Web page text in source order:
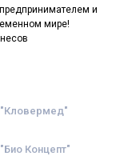
в
и
опыт в создании и
и
мире!
"Кловермед"
Концепт"